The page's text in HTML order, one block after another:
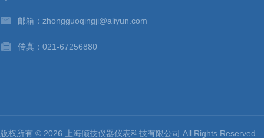
邮箱：zhongguoqingji@aliyun.com
传真：021-67256880
版权所有 © 2026 上海倾技仪器仪表科技有限公司 All Rights